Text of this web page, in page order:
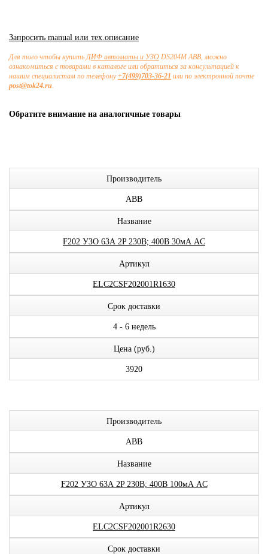
Запросить manual или тех.описание
Для того чтобы купитьДИФ автоматы и УЗО DS204M ABB, можно
ознакомиться с товарами в каталоге или обратиться за консультацией к
нашим специалистам по телефону+7(499)703-36-21 или по электронной почте
post@tok24.ru.
Обратите внимание на аналогичные товары
Производитель
ABB
Название
F202 УЗО 63А 2P 230В; 400В 30мА AC
Артикул
ELC2CSF202001R1630
Срок доставки
4 - 6 недель
Цена (руб.)
3920
Производитель
ABB
Название
F202 УЗО 63А 2P 230В; 400В 100мА AC
Артикул
ELC2CSF202001R2630
Срок доставки